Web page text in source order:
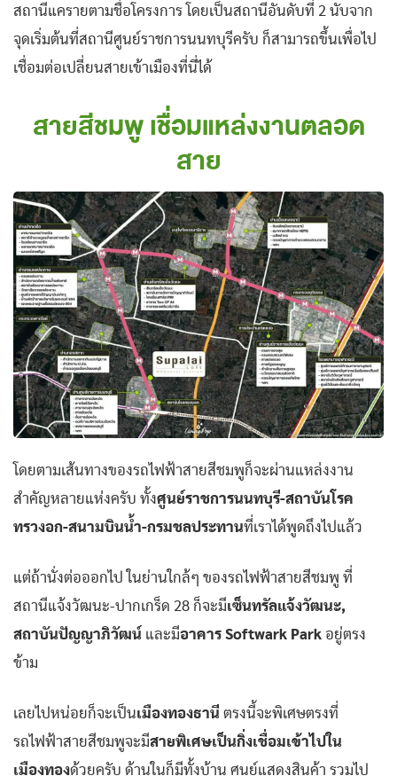
สถานีแครายตามชื่อโครงการ โดยเป็นสถานีอันดับที่ 2 นับจาก
จุดเริ่มต้นที่สถานีศูนย์ราชการนนทบุรีครับ ก็สามารถขึ้นเพื่อไป
เชื่อมต่อเปลี่ยนสายเข้าเมืองที่นี่ได้
สายสีชมพู เชื่อมแหล่งงานตลอด
สาย
โดยตามเส้นทางของรถไฟฟ้าสายสีชมพูก็จะผ่านแหล่งงาน
สำคัญหลายแห่งครับ ทั้งศูนย์ราชการนนทบุรี-สถาบันโรค
ทรวงอก-สนามบินน้ำ-กรมชลประทานที่เราได้พูดถึงไปแล้ว
แต่ถ้านั่งต่อออกไป ในย่านใกล้ๆ ของรถไฟฟ้าสายสีชมพู ที่
สถานีแจ้งวัฒนะ-ปากเกร็ด 28 ก็จะมีเซ็นทรัลแจ้งวัฒนะ,
สถาบันปัญญาภิวัฒน์ และมีอาคาร Softwark Park อยู่ตรง
ข้าม
เลยไปหน่อยก็จะเป็นเมืองทองธานี ตรงนี้จะพิเศษตรงที่
รถไฟฟ้าสายสีชมพูจะมีสายพิเศษเป็นกิ่งเชื่อมเข้าไปใน
เมืองทองด้วยครับ ด้านในก็มีทั้งบ้าน ศูนย์แสดงสินค้า รวมไป